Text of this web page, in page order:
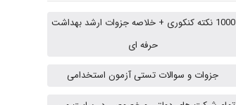
emami
ehtesham
1000 نکته کنکوری + خلاصه جزوات ارشد بهداشت
حرفه ای
جزوات و سوالات تستی آزمون استخدامی